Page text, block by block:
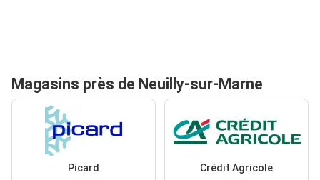
Magasins près de Neuilly-sur-Marne
Picard Crédit Agricole